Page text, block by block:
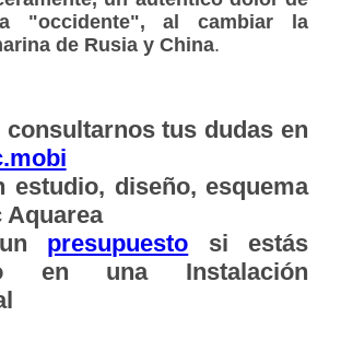
"occidente", al cambiar la
de Rusia y China.
tus dudas en
estudio, diseño, esquema
Aquarea
presupuesto si estás
en una Instalación